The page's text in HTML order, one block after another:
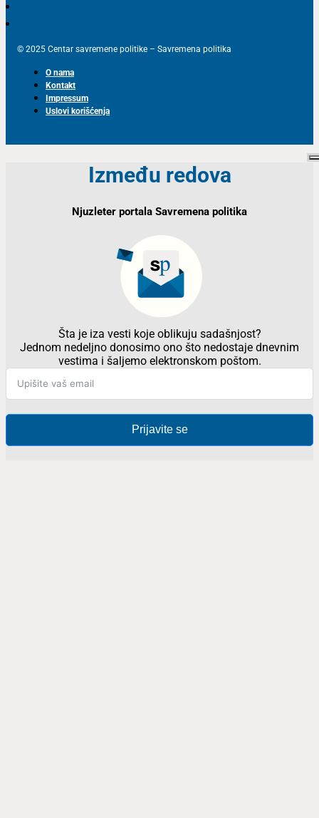
© 2025 Centar savremene politike – Savremena politika
O nama
Kontakt
Impressum
Uslovi korišćenja
Između redova
Njuzleter portala Savremena politika
Šta je iza vesti koje oblikuju sadašnjost?
Jednom nedeljno donosimo ono što nedostaje dnevnim
vestima i šaljemo elektronskom poštom.
Prijavite se